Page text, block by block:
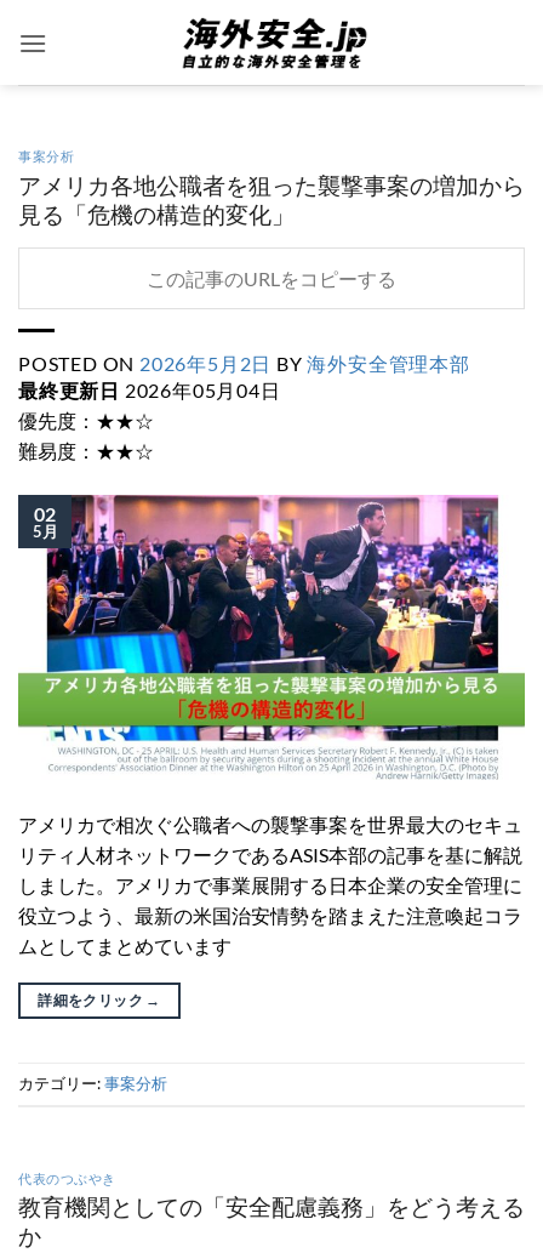
事案分析
アメリカ各地公職者を狙った襲撃事案の増加から
見る「危機の構造的変化」
この記事のURLをコピーする
POSTED ON 2026年5月2日 BY海外安全管理本部
最終更新日 2026年05月04日
優先度：★★☆
難易度：★★☆
02
5月
アメリカで相次ぐ公職者への襲撃事案を世界最大のセキュ
リティ人材ネットワークであるASIS本部の記事を基に解説
しました。アメリカで事業展開する日本企業の安全管理に
役立つよう、最新の米国治安情勢を踏まえた注意喚起コラ
ムとしてまとめています
詳細をクリック →
カテゴリー:事案分析
代表のつぶやき
教育機関としての「安全配慮義務」をどう考える
か